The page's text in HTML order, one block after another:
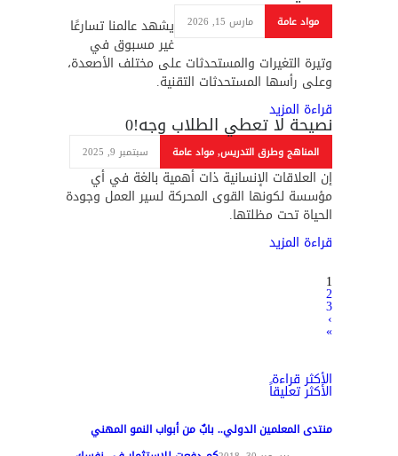
مواد عامة مارس 15, 2026 يشهد عالمنا تسارعًا
غير مسبوق في
وتيرة التغيرات والمستحدثات على مختلف الأصعدة،
وعلى رأسها المستحدثات التقنية.
قراءة المزيد
نصيحة لا تعطي الطلاب وجه!0
المناهج وطرق التدريس,مواد عامة سبتمبر 9, 2025
إن العلاقات الإنسانية ذات أهمية بالغة في أي
مؤسسة لكونها القوى المحركة لسير العمل وجودة
الحياة تحت مظلتها.
قراءة المزيد
1
2
3
›
»
الأكثر قراءة
الأكثر تعليقاً
منتدى المعلمين الدولي.. بابٌ من أبواب النمو المهني